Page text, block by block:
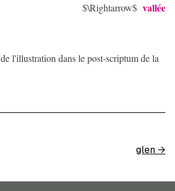
$\Rightarrow$ vallée
l'illustration dans le post-scriptum de la
glen →